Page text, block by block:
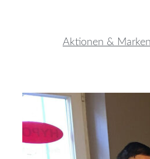
Aktionen &